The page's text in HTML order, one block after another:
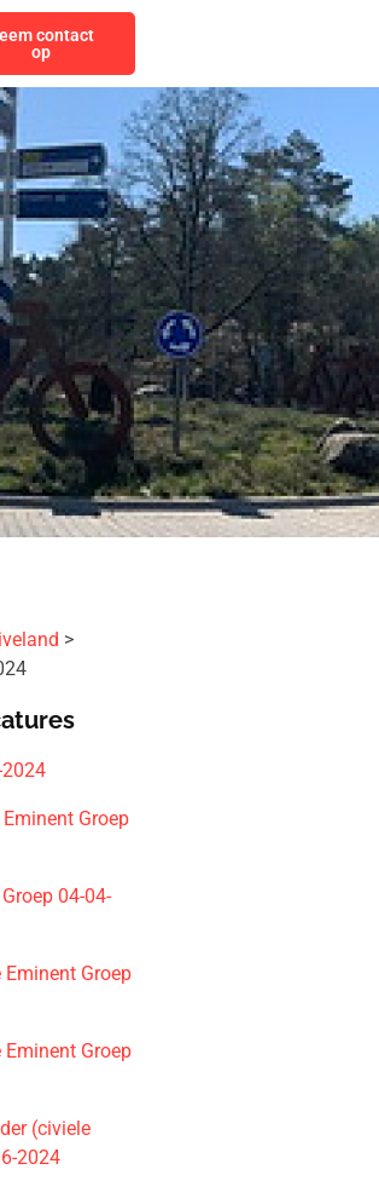
contact
op
Groep
04-04-
Groep
Groep
(civiele
2024